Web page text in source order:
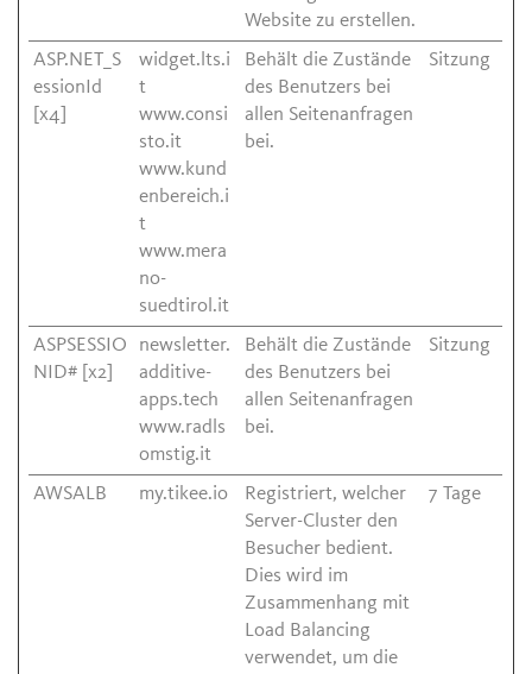
Website zu erstellen.
ASP.NET_S
essionId
[x4]
widget.lts.i
t
www.consi
sto.it
www.kund
enbereich.i
t
www.mera
no-
suedtirol.it
Behält die Zustände
des Benutzers bei
allen Seitenanfragen
bei.
Sitzung
ASPSESSIO
NID# [x2]
newsletter.
additive-
apps.tech
www.radls
omstig.it
Behält die Zustände
des Benutzers bei
allen Seitenanfragen
bei.
Sitzung
AWSALB my.tikee.io
Registriert, welcher
Server-Cluster den
Besucher bedient.
Dies wird im
Zusammenhang mit
Load Balancing
verwendet, um die
7 Tage